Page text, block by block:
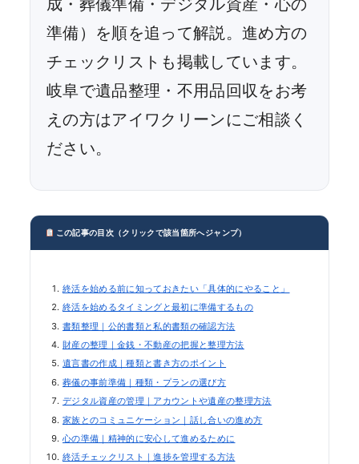
成・葬儀準備・デジタル資産・心の
準備）を順を追って解説。進め方の
チェックリストも掲載しています。
岐阜で遺品整理・不用品回収をお考
えの方はアイワクリーンにご相談く
ださい。
この記事の目次（クリックで該当箇所へジャンプ）
終活を始める前に知っておきたい「具体的にやること」
終活を始めるタイミングと最初に準備するもの
書類整理｜公的書類と私的書類の確認方法
財産の整理｜金銭・不動産の把握と整理方法
遺言書の作成｜種類と書き方のポイント
葬儀の事前準備｜種類・プランの選び方
デジタル資産の管理｜アカウントや遺産の整理方法
家族とのコミュニケーション｜話し合いの進め方
心の準備｜精神的に安心して進めるために
終活チェックリスト｜進捗を管理する方法